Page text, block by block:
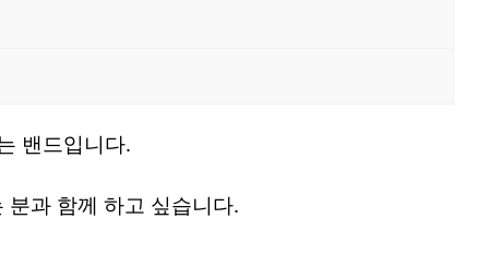
밴드입니다.
과 함께 하고 싶습니다.